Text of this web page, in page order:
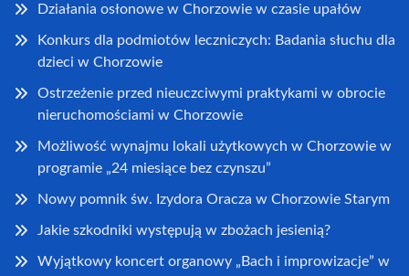
Działania osłonowe w Chorzowie w czasie upałów
Konkurs dla podmiotów leczniczych: Badania słuchu dla
dzieci w Chorzowie
Ostrzeżenie przed nieuczciwymi praktykami w obrocie
nieruchomościami w Chorzowie
Możliwość wynajmu lokali użytkowych w Chorzowie w
programie „24 miesiące bez czynszu”
Nowy pomnik św. Izydora Oracza w Chorzowie Starym
Jakie szkodniki występują w zbożach jesienią?
Wyjątkowy koncert organowy „Bach i improwizacje” w